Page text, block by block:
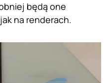
będą one
na renderach.